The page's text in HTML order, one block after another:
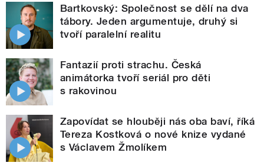
Bartkovský: Společnost se dělí na dva
tábory. Jeden argumentuje, druhý si
tvoří paralelní realitu
Fantazií proti strachu. Česká
animátorka tvoří seriál pro děti
s rakovinou
Zapovídat se hlouběji nás oba baví, říká
Tereza Kostková o nové knize vydané
s Václavem Žmolíkem